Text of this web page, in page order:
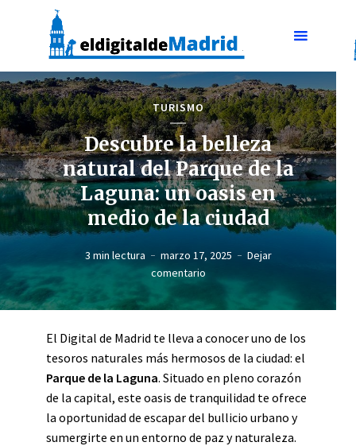
TURISMO
Descubre la belleza
natural del Parque de la
Laguna: un oasis en
medio de la ciudad
3 min lectura marzo 17, 2025
Dejar
comentario
El Digital de Madrid te lleva a conocer uno de los
tesoros naturales más hermosos de la ciudad: el
Parque de la Laguna. Situado en pleno corazón
de la capital, este oasis de tranquilidad te ofrece
la oportunidad de escapar del bullicio urbano y
sumergirte en un entorno de paz y naturaleza.